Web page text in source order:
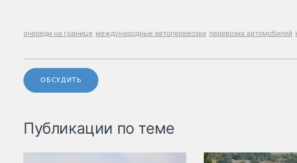
очереди на границе международные автоперевозки перевозка автомобилей
ОБСУДИТЬ
Публикации по теме